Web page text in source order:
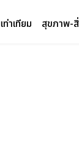
าเทียม สุขภาพ-